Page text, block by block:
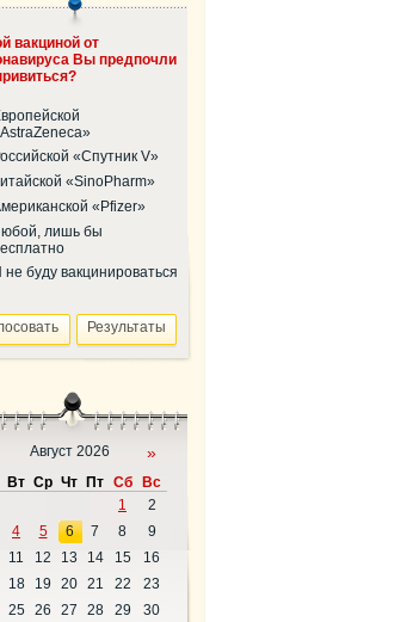
вакциной от
Вы предпочли
«Спутник V»
«SinoPharm»
«Pfizer»
лишь бы
не буду вакцинироваться
Август 2026 »
Вт Ср Чт Пт Сб
Вс
1
2
4 5 6 7 8
9
11 12 13 14 15
16
18 19 20 21 22
23
25 26 27 28 29
30